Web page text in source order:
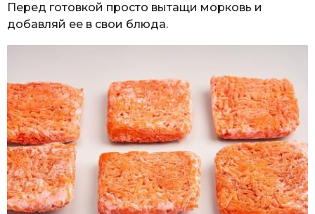
Перед готовкой просто вытащи морковь и
добавляй ее в свои блюда.